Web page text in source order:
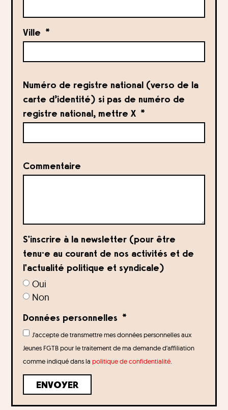
Ville
Numéro de registre national (verso de la
carte d’identité) si pas de numéro de
registre national, mettre X
Commentaire
S'inscrire à la newsletter (pour être
tenu·e au courant de nos activités et de
l'actualité politique et syndicale)
Oui
Non
Données personnelles
J'accepte de transmettre mes données personnelles aux
Jeunes FGTB pour le traitement de ma demande d'affiliation
comme indiqué dans lapolitique de confidentialité
ENVOYER